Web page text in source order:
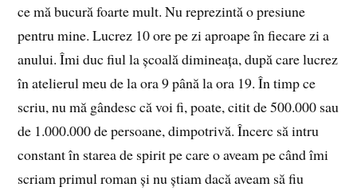
ce mă bucură foarte mult. Nu reprezintă o presiune
pentru mine. Lucrez 10 ore pe zi aproape în fiecare zi a
anului. Îmi duc fiul la școală dimineața, după care lucrez
în atelierul meu de la ora 9 până la ora 19. În timp ce
scriu, nu mă gândesc că voi fi, poate, citit de 500.000 sau
de 1.000.000 de persoane, dimpotrivă. Încerc să intru
constant în starea de spirit pe care o aveam pe când îmi
scriam primul roman și nu știam dacă aveam să fiu